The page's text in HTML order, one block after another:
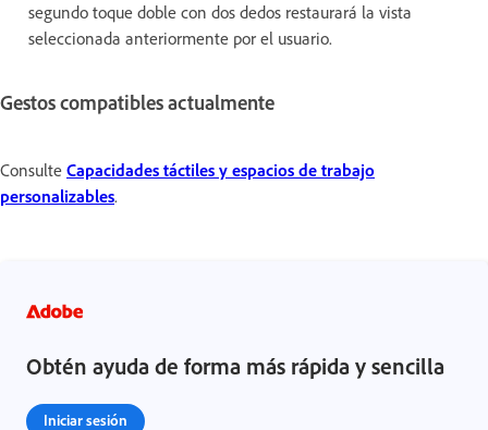
segundo toque doble con dos dedos restaurará la vista
seleccionada anteriormente por el usuario.
Gestos compatibles actualmente
Consulte Capacidades táctiles y espacios de trabajo
personalizables.
Obtén ayuda de forma más rápida y sencilla
Iniciar sesión